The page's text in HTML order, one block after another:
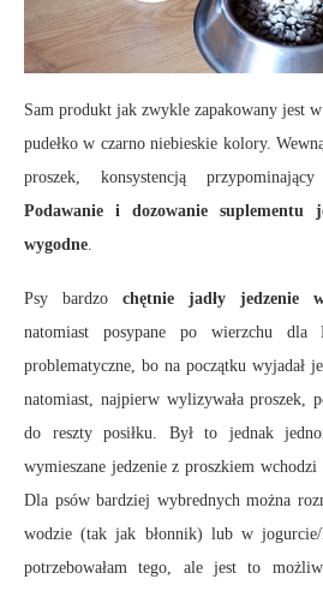
Sam produkt jak zwykle zapakowany jest
pudełko w czarno niebieskie kolory.
proszek, konsystencją
Podawanie i dozowanie suplementu
wygodne.
Psy bardzo chętnie jadły jedzenie
natomiast posypane po wierzchu dla
problematyczne, bo na początku wyjadał
natomiast, najpierw wylizywała proszek,
do reszty posiłku. Był to jednak
wymieszane jedzenie z proszkiem
Dla psów bardziej wybrednych można
wodzie (tak jak błonnik) lub w
potrzebowałam tego, ale jest to